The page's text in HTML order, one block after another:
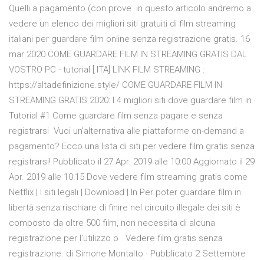
Quelli a pagamento (con prove in questo articolo andremo a
vedere un elenco dei migliori siti gratuiti di film streaming
italiani per guardare film online senza registrazione gratis. 16
mar 2020 COME GUARDARE FILM IN STREAMING GRATIS DAL
VOSTRO PC - tutorial [ ITA] LINK FILM STREAMING :
https://altadefinizione.style/ COME GUARDARE FILM IN
STREAMING GRATIS 2020: I 4 migliori siti dove guardare film in
Tutorial #1 Come guardare film senza pagare e senza
registrarsi Vuoi un'alternativa alle piattaforme on-demand a
pagamento? Ecco una lista di siti per vedere film gratis senza
registrarsi! Pubblicato il 27 Apr. 2019 alle 10:00 Aggiornato il 29
Apr. 2019 alle 10:15 Dove vedere film streaming gratis come
Netflix | I siti legali | Download | In Per poter guardare film in
libertà senza rischiare di finire nel circuito illegale dei siti è
composto da oltre 500 film, non necessita di alcuna
registrazione per l'utilizzo o Vedere film gratis senza
registrazione. di Simone Montalto · Pubblicato 2 Settembre